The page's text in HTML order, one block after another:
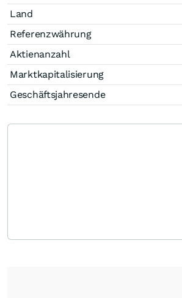
Land
Referenzwährung
Aktienanzahl
Marktkapitalisierung
Geschäftsjahresende